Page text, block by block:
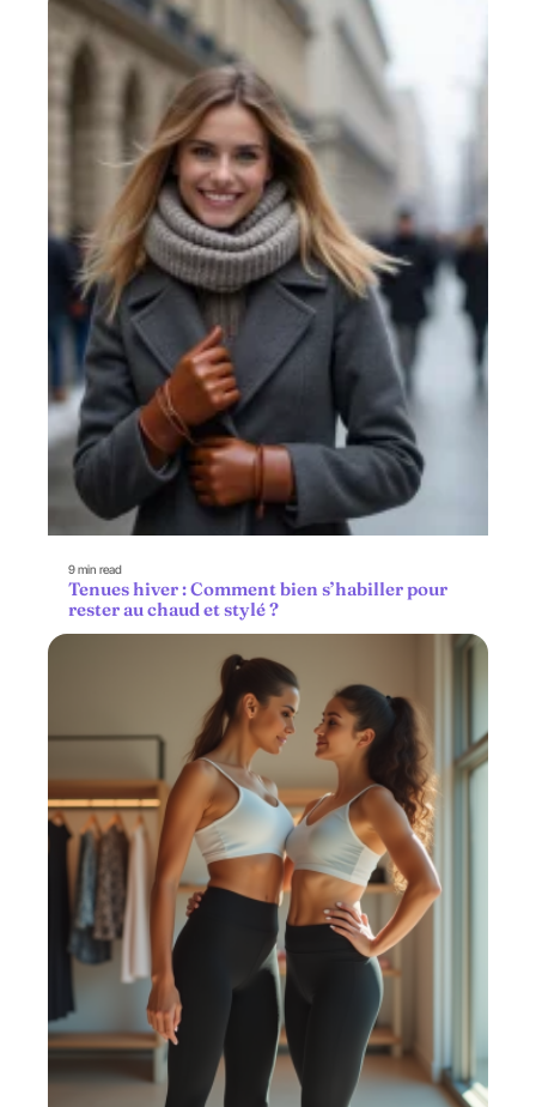
9 min read
Tenues hiver : Comment bien s’habiller pour
rester au chaud et stylé ?